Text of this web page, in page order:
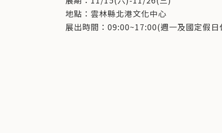
地點：雲林縣北港文化中心
展出時間：09:00~17:00(週一及國定假